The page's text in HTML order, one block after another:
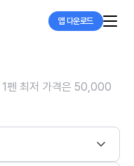
앱 다운로드
1펜 최저 가격은 50,000